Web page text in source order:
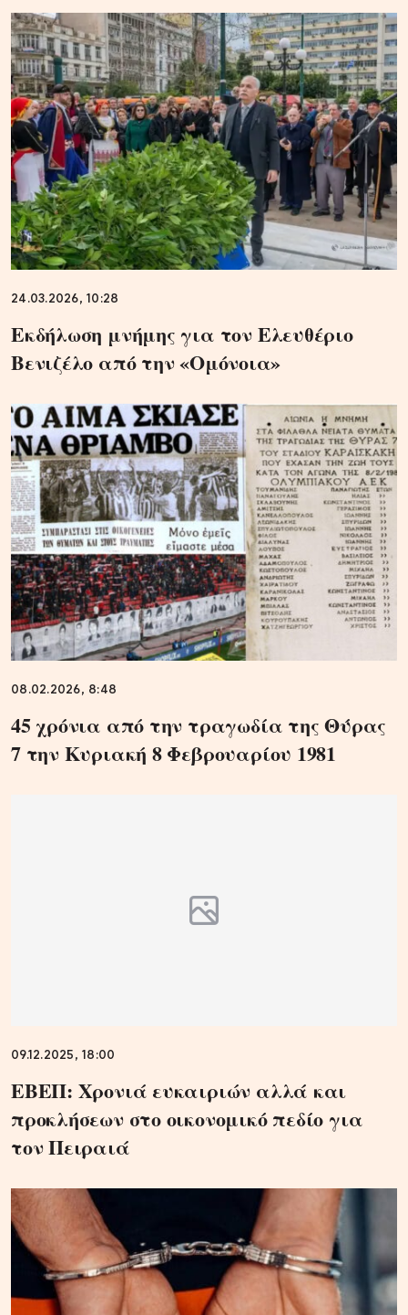
24.03.2026, 10:28
Εκδήλωση μνήμης για τον Ελευθέριο
Βενιζέλο από την «Ομόνοια»
08.02.2026, 8:48
45 χρόνια από την τραγωδία της Θύρας
7 την Κυριακή 8 Φεβρουαρίου 1981
09.12.2025, 18:00
ΕΒΕΠ: Χρονιά ευκαιριών αλλά και
προκλήσεων στο οικονομικό πεδίο για
τον Πειραιά